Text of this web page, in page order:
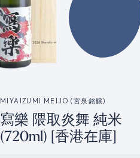
MIYAIZUMI MEIJO (宮泉銘醸)
寫樂 隈取炎舞 純米
(720ml) [香港在庫]